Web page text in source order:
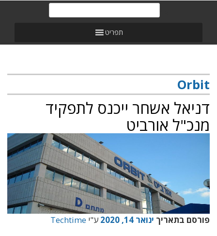
תפריט
Orbit
דניאל אשחר ייכנס לתפקיד
מנכ"ל אורביט
פורסם בתאריך ינואר 14, 2020 ע"י Techtime